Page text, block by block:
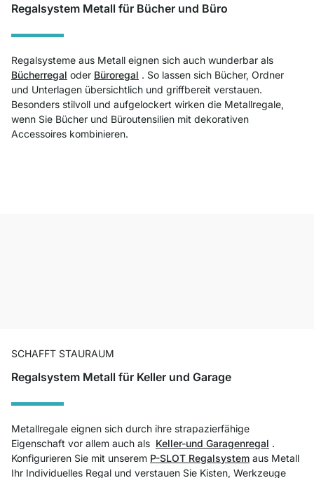
Regalsystem Metall für Bücher und Büro
Regalsysteme aus Metall eignen sich auch wunderbar als
Bücherregal oder Büroregal . So lassen sich Bücher, Ordner
und Unterlagen übersichtlich und griffbereit verstauen.
Besonders stilvoll und aufgelockert wirken die Metallregale,
wenn Sie Bücher und Büroutensilien mit dekorativen
Accessoires kombinieren.
SCHAFFT STAURAUM
Regalsystem Metall für Keller und Garage
Metallregale eignen sich durch ihre strapazierfähige
Eigenschaft vor allem auch als Keller-und Garagenregal .
Konfigurieren Sie mit unserem P-SLOT Regalsystem aus Metall
Ihr Individuelles Regal und verstauen Sie Kisten, Werkzeuge